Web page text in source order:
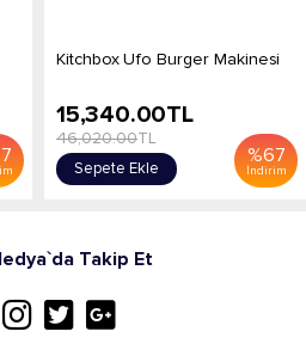
Kitchbox Ufo Burger Makinesi
%67
İndirim
15,340.00TL
46,020.00TL
Sepete Ekle
Takip Et